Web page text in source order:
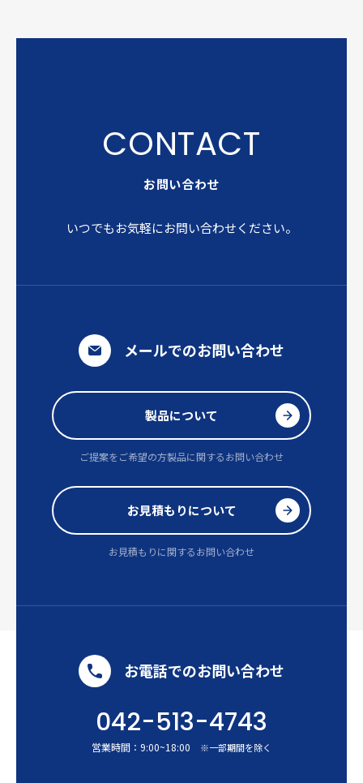
お問い合わせ
いつでもお気軽にお問い合わせください。
メールでのお問い合わせ
製品について
ご提案をご希望の方製品に関するお問い合わせ
お見積もりについて
お見積もりに関するお問い合わせ
お電話でのお問い合わせ
042-513-4743
営業時間： 9:00~18:00 ※一部期間を除く